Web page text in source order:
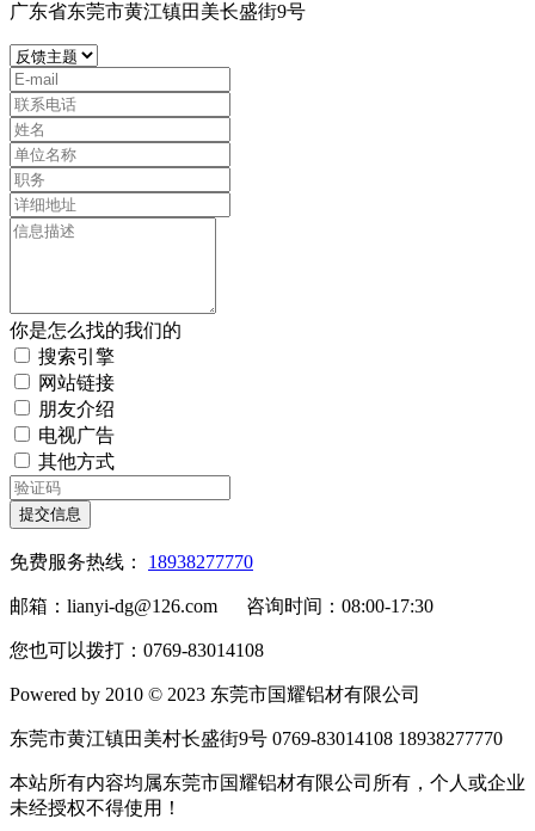
广东省东莞市黄江镇田美长盛街9号
你是怎么找的我们的
搜索引擎
网站链接
朋友介绍
电视广告
其他方式
提交信息
免费服务热线： 18938277770
邮箱：lianyi-dg@126.com 咨询时间：08:00-17:30
您也可以拨打：0769-83014108
Powered by 2010 © 2023 东莞市国耀铝材有限公司
东莞市黄江镇田美村长盛街9号 0769-83014108 18938277770
本站所有内容均属东莞市国耀铝材有限公司所有，个人或企业
未经授权不得使用！